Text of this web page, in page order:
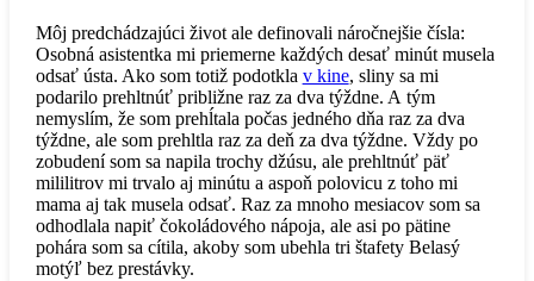
Môj predchádzajúci život ale definovali náročnejšie čísla:
Osobná asistentka mi priemerne každých desať minút musela
odsať ústa. Ako som totiž podotkla v kine, sliny sa mi
podarilo prehltnúť približne raz za dva týždne. A tým
nemyslím, že som prehĺtala počas jedného dňa raz za dva
týždne, ale som prehltla raz za deň za dva týždne. Vždy po
zobudení som sa napila trochy džúsu, ale prehltnúť päť
mililitrov mi trvalo aj minútu a aspoň polovicu z toho mi
mama aj tak musela odsať. Raz za mnoho mesiacov som sa
odhodlala napiť čokoládového nápoja, ale asi po pätine
pohára som sa cítila, akoby som ubehla tri štafety Belasý
motýľ bez prestávky.